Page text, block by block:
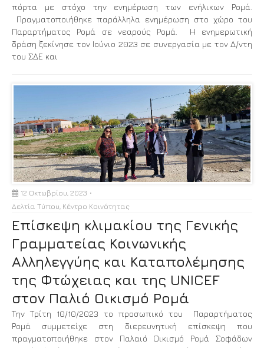
πόρτα με στόχο την ενημέρωση των ενήλικων Ρομά.
Πραγματοποιήθηκε παράλληλα ενημέρωση στο χώρο του
Παραρτήματος Ρομά σε νεαρούς Ρομά. Η ενημερωτική
δράση ξεκίνησε τον Ιούνιο 2023 σε συνεργασία με τον Δ/ντη
του ΣΔΕ και
12 Οκτωβρίου, 2023
Δελτία Τύπου Κέντρο Κοινότητας
Επίσκεψη κλιμακίου της Γενικής
Γραμματείας Κοινωνικής
Αλληλεγγύης και Καταπολέμησης
της Φτώχειας και της UNICEF
στον Παλιό Οικισμό Ρομά
Την Τρίτη 10/10/2023 το προσωπικό του Παραρτήματος
Ρομά συμμετείχε στη διερευνητική επίσκεψη που
πραγματοποιήθηκε στον Παλαιό Οικισμό Ρομά Σοφάδων